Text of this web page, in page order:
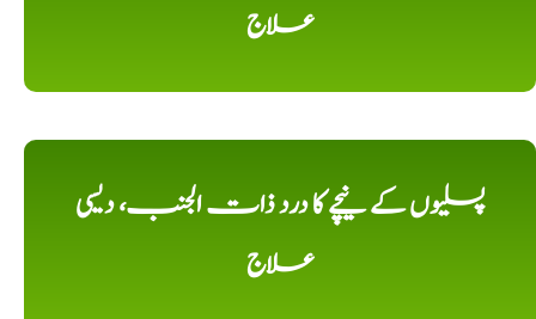
علاج
پسلیوں کے نیچے کا درد ذات الجنب، دیسی
علاج